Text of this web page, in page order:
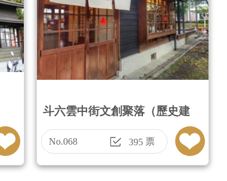
斗六雲中街文創聚落（歷史建
築）
No.068 395票